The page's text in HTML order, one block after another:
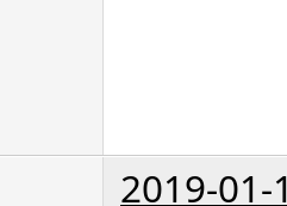
2019-01-